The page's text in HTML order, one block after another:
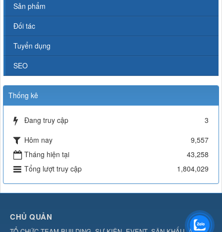
Sản phẩm
Đối tác
Tuyển dụng
SEO
Thống kê
Đang truy cập
3
Hôm nay
9,557
Tháng hiện tại
43,258
Tổng lượt truy cập
1,804,029
CHỦ QUẢN